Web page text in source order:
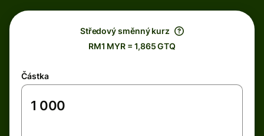
Středový směnný kurz
RM1 MYR = 1,865 GTQ
Částka